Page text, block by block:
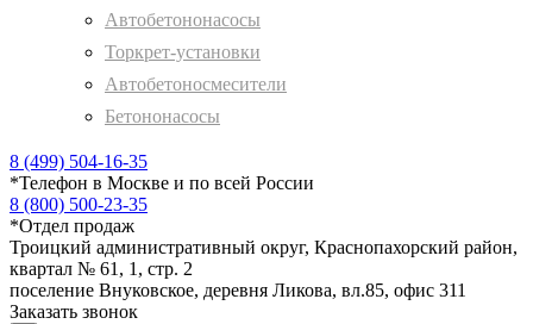
Автобетононасосы
Торкрет-установки
Автобетоносмесители
Бетононасосы
8 (499) 504-16-35
*Телефон в Москве и по всей России
8 (800) 500-23-35
*Отдел продаж
Троицкий административный округ, Краснопахорский район,
квартал № 61, 1, стр. 2
поселение Внуковское, деревня Ликова, вл.85, офис 311
Заказать звонок